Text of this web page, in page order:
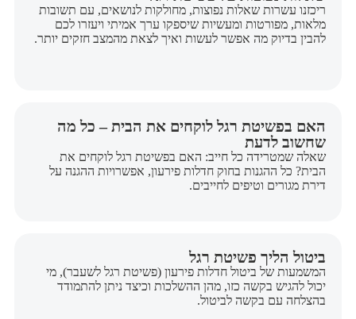
ריכזנו עשרות שאלות נפוצות, מחולקות לנושאים, עם תשובות
מלאות, מפורטות ומעשיות שיספקו ערך אמיתי ויעזרו לכם
להבין בדיוק מה אפשר לעשות ואיך לצאת מהמצב חזקים יותר.
האם בפשיטת רגל לוקחים את הבית – כל מה
שחשוב לדעת
שאלה שמטרידה כל חייב: האם בפשיטת רגל לוקחים את
הבית? כל ההגנות בחוק חדלות פירעון, אפשרויות ההגנה על
דירת מגורים וטיפים לחייבים.
ביטול הליך פשיטת רגל
המשמעות של ביטול חדלות פירעון (פשיטת רגל לשעבר), מי
יכול להגיש בקשה כזו, מהן ההשלכות וכיצד ניתן להתמודד
בהצלחה עם בקשה לביטול.